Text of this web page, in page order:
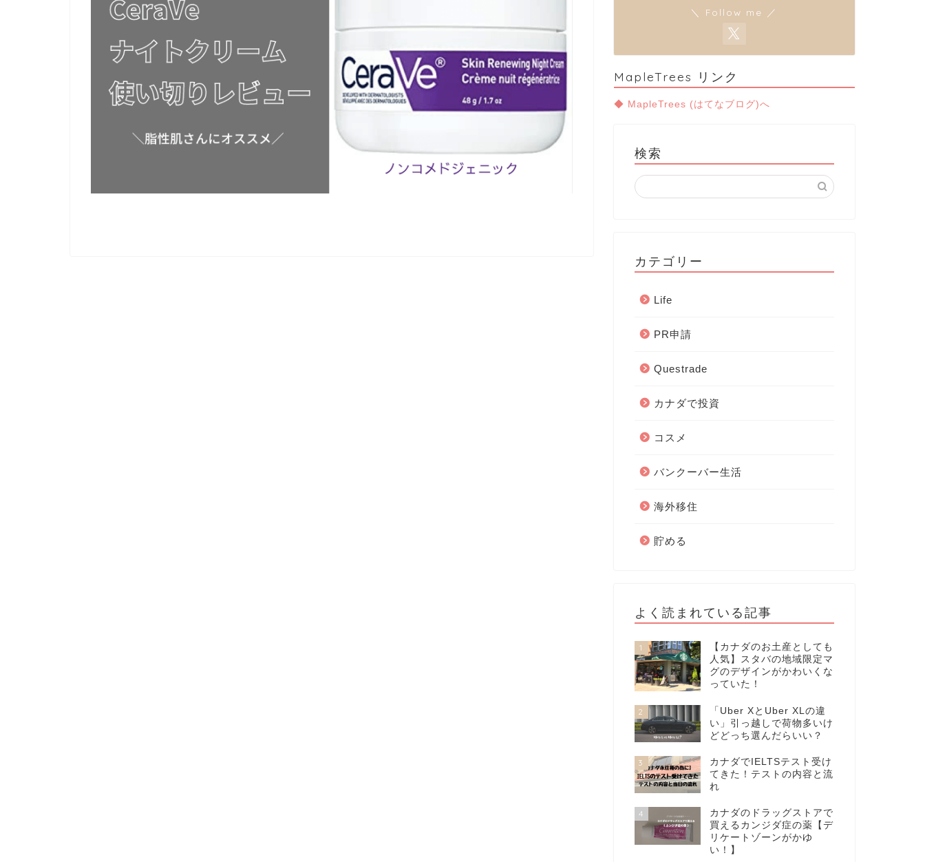
＼ Follow me ／
MapleTrees リンク
◆ MapleTrees (はてなブログ)へ
検索
カテゴリー
Life
PR申請
Questrade
カナダで投資
コスメ
バンクーバー生活
海外移住
貯める
よく読まれている記事
1
【カナダのお土産としても
人気】スタバの地域限定マ
グのデザインがかわいくな
っていた！
2
「Uber XとUber XLの違
い」引っ越しで荷物多いけ
どどっち選んだらいい？
3
カナダでIELTSテスト受け
てきた！テストの内容と流
れ
4
カナダのドラッグストアで
買えるカンジダ症の薬【デ
リケートゾーンがかゆ
い！】